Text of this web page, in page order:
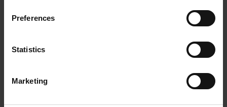
Preferences
Statistics
Marketing
Elektrischer Anschluss
Anschluss-Belegung